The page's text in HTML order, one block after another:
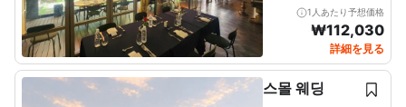
1人あたり予想価格
₩112,030
詳細を見る
스몰 웨딩